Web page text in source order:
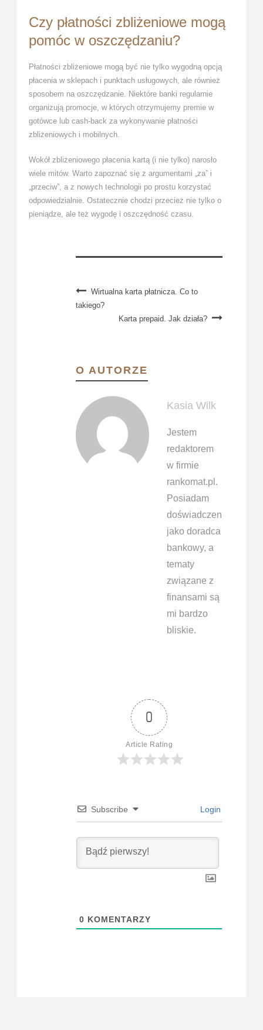
Czy płatności zbliżeniowe mogą
pomóc w oszczędzaniu?
Płatności zbliżeniowe mogą być nie tylko wygodną opcją
płacenia w sklepach i punktach usługowych, ale również
sposobem na oszczędzanie. Niektóre banki regularnie
organizują promocje, w których otrzymujemy premie w
gotówce lub cash-back za wykonywanie płatności
zbliżeniowych i mobilnych.
Wokół zbliżeniowego płacenia kartą (i nie tylko) narosło
wiele mitów. Warto zapoznać się z argumentami „za” i
„przeciw”, a z nowych technologii po prostu korzystać
odpowiedzialnie. Ostatecznie chodzi przecież nie tylko o
pieniądze, ale też wygodę i oszczędność czasu.
Wirtualna karta płatnicza. Co to
takiego?
Karta prepaid. Jak działa?
O AUTORZE
Kasia Wilk
Jestem
redaktorem
w firmie
rankomat.pl.
Posiadam
doświadczenie
jako doradca
bankowy, a
tematy
związane z
finansami są
mi bardzo
bliskie.
0
Article Rating
Subscribe Login
0 KOMENTARZY